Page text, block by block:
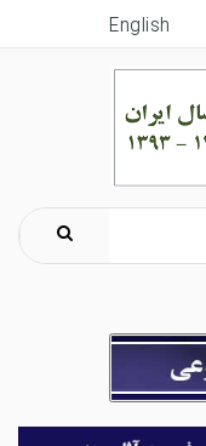
English